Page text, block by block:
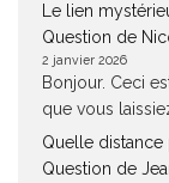
Le lien
Question de
2 janvier 2026
Bonjour. Ceci
que vous
Quelle distance
Question de